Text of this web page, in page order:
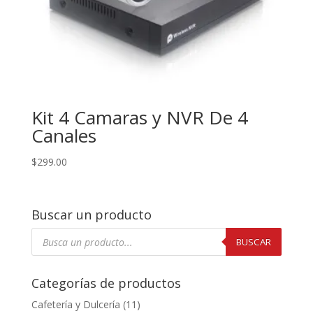
Kit 4 Camaras y NVR De 4
Canales
$299.00
Buscar un producto
Búsqueda
productos
BUSCAR
Categorías de productos
Cafetería y Dulcería (11)